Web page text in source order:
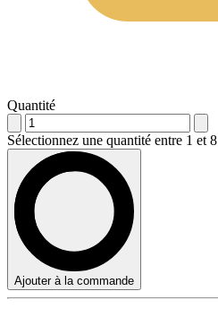
Quantité
Sélectionnez une quantité entre 1 et 8
Ajouter à la commande